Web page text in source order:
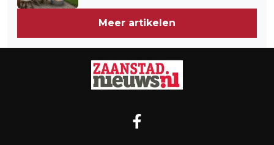
Meer artikelen